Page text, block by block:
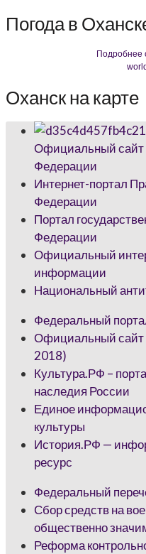
Погода в
Подробнее
Оханск на карте
Официальный сайт
Федерации
Интернет-портал
Федерации
Портал
Федерации
Официальный
информации
Национальный
Федеральный
Официальный сайт
2018)
Культура.РФ –
наследия России
Единое
культуры
История.РФ —
ресурс
Федеральный
Сбор средств на
общественно
Реформа